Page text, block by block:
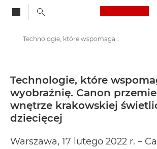
Centrum prasowe
Informacje prasowe – Centrum Prasowe Canon
Technologie, które wspomagają wyobraźnię. Canon przemienia wnętrze krakowskiej świetlicy dziecięcej - Centrum prasowe firmy Canon
Technologie, które
wyobraźnię. Canon
wnętrze krakowskiej
dziecięcej
Warszawa, 17 lutego 2022 r. –